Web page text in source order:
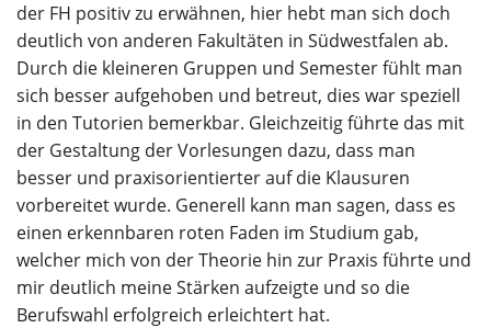
der FH positiv zu erwähnen, hier hebt man sich doch
deutlich von anderen Fakultäten in Südwestfalen ab.
Durch die kleineren Gruppen und Semester fühlt man
sich besser aufgehoben und betreut, dies war speziell
in den Tutorien bemerkbar. Gleichzeitig führte das mit
der Gestaltung der Vorlesungen dazu, dass man
besser und praxisorientierter auf die Klausuren
vorbereitet wurde. Generell kann man sagen, dass es
einen erkennbaren roten Faden im Studium gab,
welcher mich von der Theorie hin zur Praxis führte und
mir deutlich meine Stärken aufzeigte und so die
Berufswahl erfolgreich erleichtert hat.